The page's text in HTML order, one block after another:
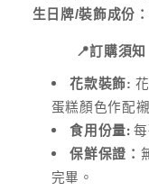
生日牌/裝飾成份
📍訂購須知
花款裝飾:
蛋糕顏色作配襯
食用份量:
保鮮保證：
完畢。